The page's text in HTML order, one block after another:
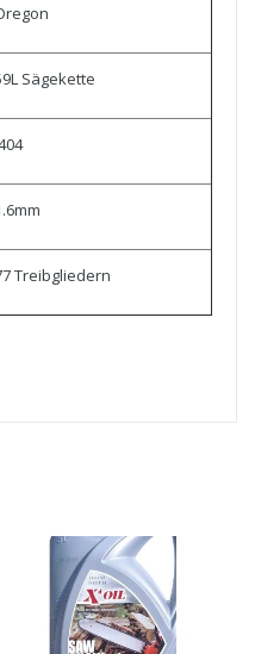
Sägekette
Treibgliedern